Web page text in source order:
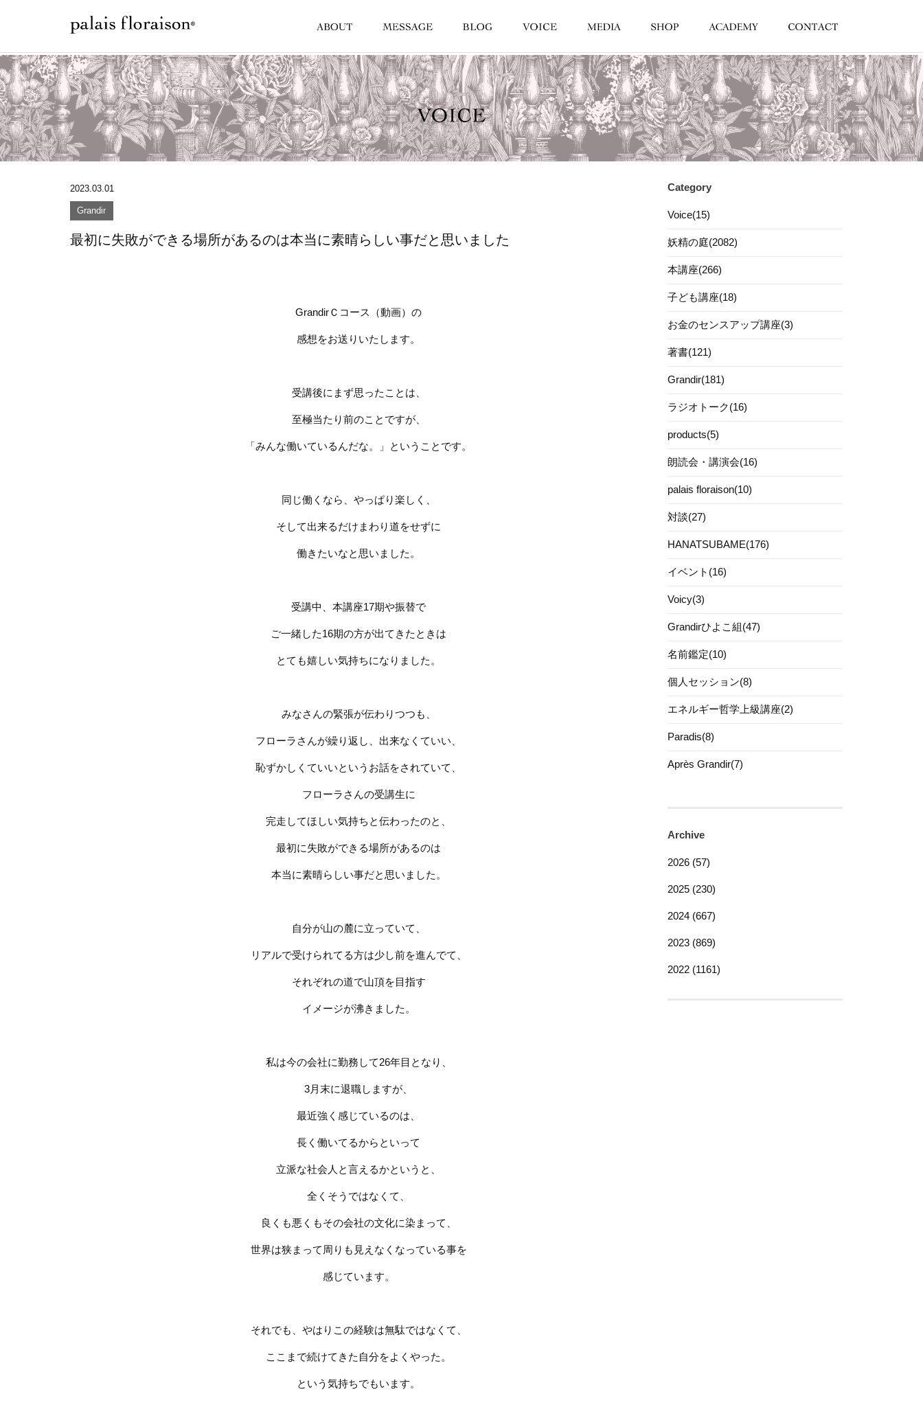
2023.03.01
Grandir
最初に失敗ができる場所があるのは本当に素晴らしい事だと思いました
GrandirＣコース（動画）の
感想をお送りいたします。
受講後にまず思ったことは、
至極当たり前のことですが、
「みんな働いているんだな。」ということです。
同じ働くなら、やっぱり楽しく、
そして出来るだけまわり道をせずに
働きたいなと思いました。
受講中、本講座17期や振替で
ご一緒した16期の方が出てきたときは
とても嬉しい気持ちになりました。
みなさんの緊張が伝わりつつも、
フローラさんが繰り返し、出来なくていい、
恥ずかしくていいというお話をされていて、
フローラさんの受講生に
完走してほしい気持ちと伝わったのと、
最初に失敗ができる場所があるのは
本当に素晴らしい事だと思いました。
自分が山の麓に立っていて、
リアルで受けられてる方は少し前を進んでて、
それぞれの道で山頂を目指す
イメージが沸きました。
私は今の会社に勤務して26年目となり、
3月末に退職しますが、
最近強く感じているのは、
長く働いてるからといって
立派な社会人と言えるかというと、
全くそうではなくて、
良くも悪くもその会社の文化に染まって、
世界は狭まって周りも見えなくなっている事を
感じています。
それでも、やはりこの経験は無駄ではなくて、
ここまで続けてきた自分をよくやった。
という気持ちでもいます。
Category
Voice(15)
妖精の庭(2082)
本講座(266)
子ども講座(18)
お金のセンスアップ講座(3)
著書(121)
Grandir(181)
ラジオトーク(16)
products(5)
朗読会・講演会(16)
palais floraison(10)
対談(27)
HANATSUBAME(176)
イベント(16)
Voicy(3)
Grandirひよこ組(47)
名前鑑定(10)
個人セッション(8)
エネルギー哲学上級講座(2)
Paradis(8)
Après Grandir(7)
Archive
2026 (57)
2025 (230)
2024 (667)
2023 (869)
2022 (1161)